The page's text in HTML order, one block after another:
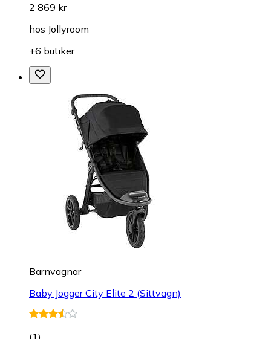
2 869 kr
hos Jollyroom
+6 butiker
Barnvagnar
Baby Jogger City Elite 2 (Sittvagn)
(1 )